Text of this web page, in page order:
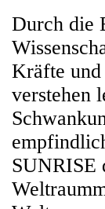
Durch die
Kräfte und
verstehen
SUNRISE